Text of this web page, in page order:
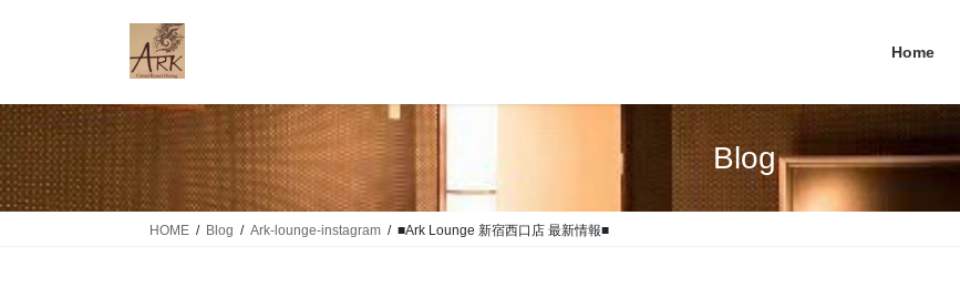
ツ
に
移
動
シ
ョ
ン
に
Home
Blog
HOME Blog Ark-lounge-instagram ■Ark Lounge 新宿西口店 最新情報■